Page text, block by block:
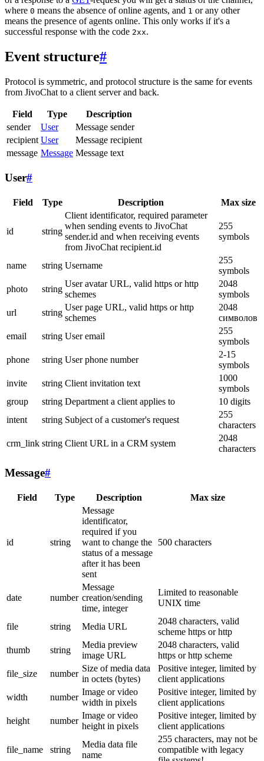
where 0 means the absence of online agents, and 1 or any other
means the presence of agents online. This only works if it's a
successful response with the code 2xx.
Event structure#
Protocol is symmetric, and protocol structure is the same for events
from JivoChat to a client server and back.
Field Type
Description
sender
User
Message sender
recipient User
Message recipient
message Message Message text
User#
Field Type Description Max size
id string
Client identificator, required parameter
when sending events to JivoChat
sender.id and when receiving events
from JivoChat recipient.id
255
symbols
name string Username
255
symbols
photo
string
User avatar URL, valid https or http
schemes
2048
symbols
url
string
User page URL, valid https or http
schemes
2048
символов
email
string User email
255
symbols
phone
string User phone number
2-15
symbols
invite
string Client invitation text
1000
symbols
group
string Department a client applies to
10 digits
intent
string Subject of a customer's request
255
characters
crm_link string Client URL in a CRM system
2048
characters
Message#
Field Type Description Max size
id string
Message
identificator,
required if you
want to change the
status of a message
after it has been
sent
500 characters
date number
Message
creation/sending
time, integer
Limited to reasonable
UNIX time
file string Media URL
2048 characters, valid
scheme https or http
thumb
string
Media preview
image URL
2048 characters, valid
https or http scheme
file_size
number
Size of media data
in octets (bytes)
Positive integer, limited by
client applications
width
number
Image or video
width in pixels
Positive integer, limited by
client applications
height
number
Image or video
height in pixels
Positive integer, limited by
client applications
file_name string
Media data file
name
255 characters, may not be
compatible with legacy